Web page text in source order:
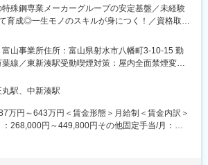
特殊鋼専業メーカーグループの安定基盤／未経験
育成◎一生モノのスキルが身につく！／資格取得
、エレクトロニクス製品など、私たちの暮らし
まな製品に使われる「特殊鋼」を製造する仕事で
識や経験は必要ありません。実際の業務は先輩
え、必要な資格も会社負担で取得できるため、未
術を身につけられます。
富山事業所住所：富山県射水市八幡町3-10-15 勤
線／東新湊駅受動喫煙対策：屋内全面禁煙変更
める事業所
駅、中新湊駅
万円～643万円＜賃金形態＞月給制＜賃金内訳＞
：268,000円～449,800円その他固定手当/月：